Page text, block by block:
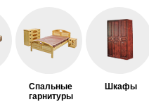
Спальные
гарнитуры
Шкафы